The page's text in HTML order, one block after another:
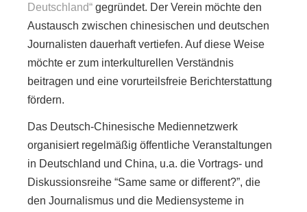
Deutschland“ gegründet. Der Verein möchte den
Austausch zwischen chinesischen und deutschen
Journalisten dauerhaft vertiefen. Auf diese Weise
möchte er zum interkulturellen Verständnis
beitragen und eine vorurteilsfreie Berichterstattung
fördern.
Das Deutsch-Chinesische Mediennetzwerk
organisiert regelmäßig öffentliche Veranstaltungen
in Deutschland und China, u.a. die Vortrags- und
Diskussionsreihe “Same same or diffe­rent?”, die
den Journalismus und die Mediensysteme in